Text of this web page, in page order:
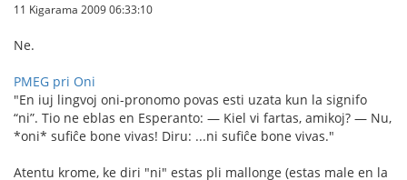
11 Kigarama 2009 06:33:10
Ne.
PMEG pri Oni
"En iuj lingvoj oni-pronomo povas esti uzata kun la signifo
“ni”. Tio ne eblas en Esperanto: — Kiel vi fartas, amikoj? — Nu,
*oni* sufiĉe bone vivas! Diru: ...ni sufiĉe bone vivas."
Atentu krome, ke diri "ni" estas pli mallonge (estas male en la